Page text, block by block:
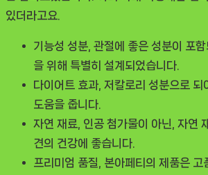
있더라고요.
기능성 성분 , 관절에 좋은 성분이 포
을 위해 특별히 설계되었습니다.
다이어트 효과, 저칼로리 성분으로 되
도움을 줍니다.
자연 재료 , 인공 첨가물이 아닌, 자연
견의 건강에 좋습니다.
프리미엄 품질
, 본아페티의 제품은